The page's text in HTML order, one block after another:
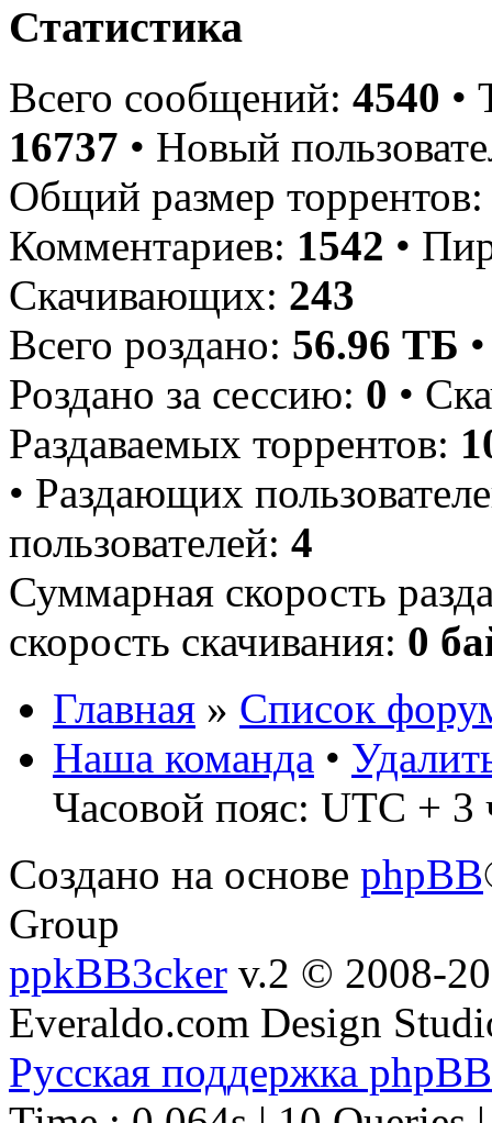
Статистика
Всего сообщений: 4540 •
16737 • Новый
Общий размер
Комментариев: 1542 •
Скачивающих: 243
Всего роздано: 56.96 ТБ
Роздано за сессию: 0 •
Раздаваемых торрентов:
• Раздающих
пользователей: 4
Суммарная скорость
скорость скачивания: 0
Главная » Список
Наша команда •
Часовой пояс: UTC + 3
Создано на основе phpBB
Group
ppkBB3cker v.2 © 2008-
Everaldo.com Design
Русская поддержка phpBB